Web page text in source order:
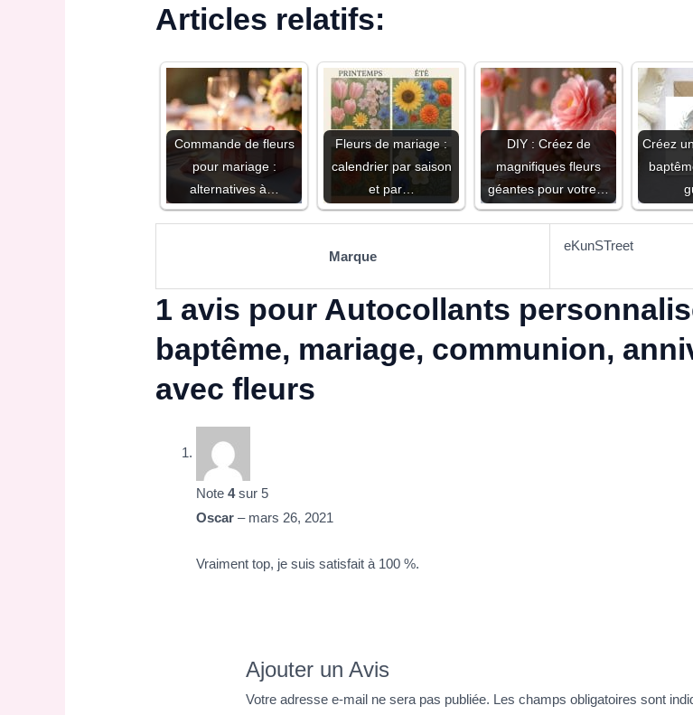
Articles relatifs:
Commande de fleurs
pour mariage :
alternatives à…
Fleurs de mariage :
calendrier par saison
et par…
DIY : Créez de
magnifiques fleurs
géantes pour votre…
Créez
Marque
eKunSTreet
1 avis pour Autocollants
baptême, mariage, communion,
avec fleurs
Note4sur 5
Oscar– mars 26, 2021
Vraiment top, je suis satisfait à 100 %.
Ajouter un Avis
Votre adresse e-mail ne sera pas publiée. Les champs obligatoires sont